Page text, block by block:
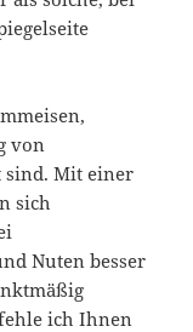
von
Mit einer
sich
Nuten besser
ich Ihnen